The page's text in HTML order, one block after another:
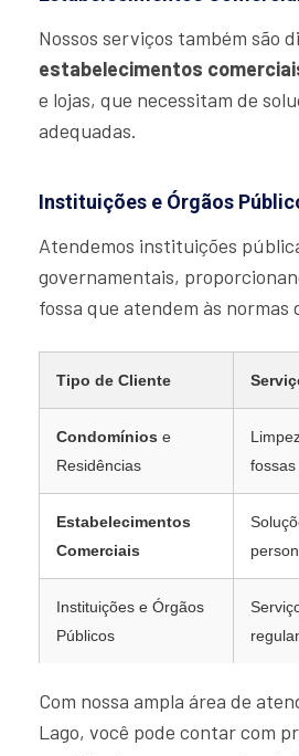
Nossos serviços também são
estabelecimentos
e lojas, que necessitam de
adequadas.
Instituições e Órgãos
Atendemos instituições
governamentais,
fossa que atendem às normas
Tipo de Cliente
Condomínios e
Residências
fossas
Estabelecimentos
Comerciais
Instituições e Órgãos
Públicos
Com nossa ampla área de
Lago, você pode contar com